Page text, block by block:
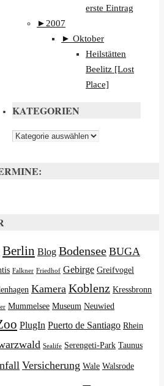
erste Eintrag
► 2007
► Oktober
Heilstätten
Beelitz [Lost
Place]
KATEGORIEN
Kategorien
Berlin Blog Bodensee BUGA
Falkner Friedhof Gebirge Greifvogel
Kamera Koblenz Kressbronn
Mummelsee Museum Neuwied
PlugIn Puerto de Santiago Rhein
Sealife Serengeti-Park Taunus
Versicherung Wale Walsrode